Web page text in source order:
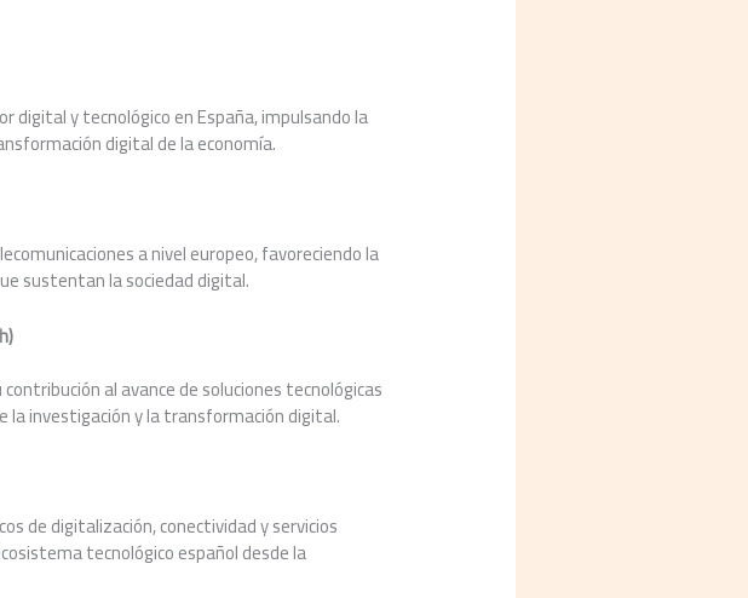
digital y tecnológico en España, impulsando la
digital de la economía.
a nivel europeo, favoreciendo la
sustentan la sociedad digital.
al avance de soluciones tecnológicas
la investigación y la transformación digital.
de digitalización, conectividad y servicios
tecnológico español desde la